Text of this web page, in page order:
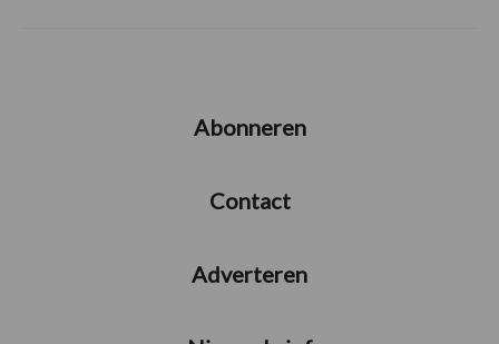
Abonneren
Contact
Adverteren